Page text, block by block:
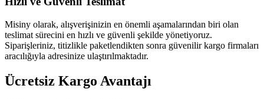
Misiny olarak, alışverişinizin en önemli aşamalarından biri olan
teslimat sürecini en hızlı ve güvenli şekilde yönetiyoruz.
Siparişleriniz, titizlikle paketlendikten sonra güvenilir kargo firmaları
aracılığıyla adresinize ulaştırılmaktadır.
Ücretsiz Kargo Avantajı